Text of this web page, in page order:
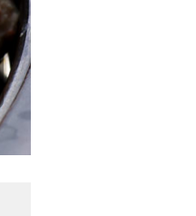
録データ：27036品目